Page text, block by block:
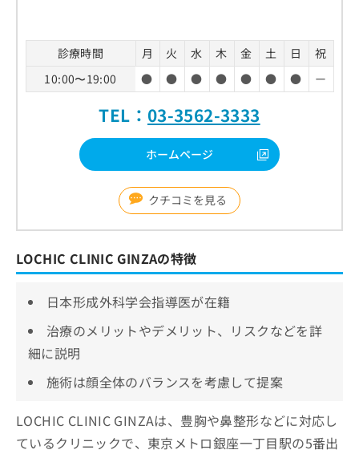
診療時間 月 火 水 木 金 土 日
祝
10:00〜19:00
● ● ● ● ● ● ● ー
TEL： 03-3562-3333
ホームページ
クチコミを見る
LOCHIC CLINIC GINZAの特徴
日本形成外科学会指導医が在籍
治療のメリットやデメリット、リスクなどを詳
細に説明
施術は顔全体のバランスを考慮して提案
LOCHIC CLINIC GINZAは、豊胸や鼻整形などに対応し
ているクリニックで、東京メトロ銀座一丁目駅の5番出